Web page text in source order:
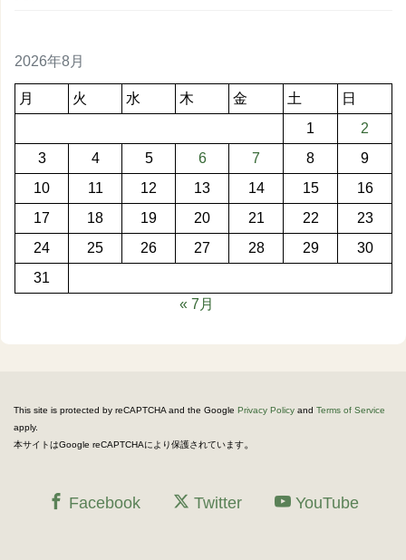
2026年8月
月 火 水 木 金 土
日
1
2
3
4 5 6 7 8
9
10
11 12 13 14 15
16
17
18 19 20 21 22
23
24
25 26 27 28 29
30
31
« 7月
This site is protected by reCAPTCHA and the Google Privacy Policy and Terms of Service
apply.
本サイトはGoogle reCAPTCHAにより保護されています。
Facebook Twitter YouTube